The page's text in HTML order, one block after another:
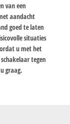
van een
aandacht
goed te laten
situaties
u met het
tegen
graag.